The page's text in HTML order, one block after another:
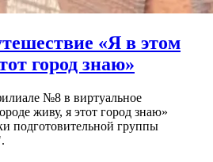
«Я в этом
город знаю»
№8 в виртуальное
живу, я этот город знаю»
подготовительной группы